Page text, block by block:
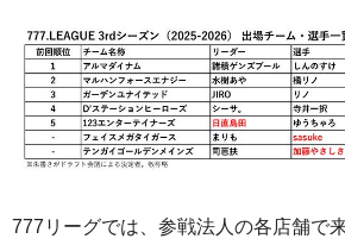
777リーグでは、参戦法人の各店舗で